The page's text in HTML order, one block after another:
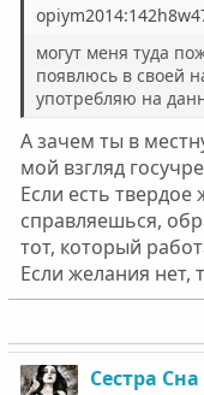
могут меня туда
появлюсь в своей
употребляю на
А зачем ты в
мой взгляд
Если есть
справляешься,
тот, который
Если желания нет,
Сестра Сна